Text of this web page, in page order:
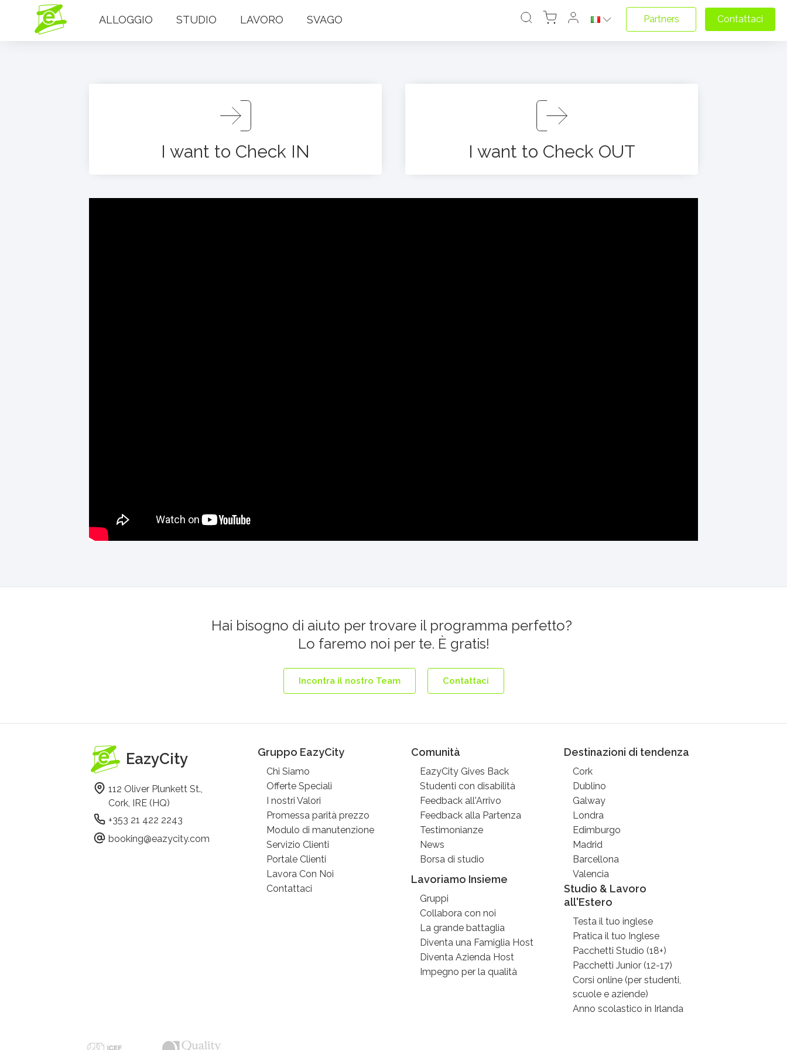
ALLOGGIO STUDIO LAVORO SVAGO Partners Contattaci
I want to Check IN I want to Check OUT
Hai bisogno di aiuto per trovare il programma perfetto?
Lo faremo noi per te. È gratis!
Incontra il nostro Team Contattaci
EazyCity
112 Oliver Plunkett St.,
Cork, IRE (HQ)
+353 21 422 2243
booking@eazycity.com
Gruppo EazyCity
Chi Siamo
Offerte Speciali
I nostri Valori
Promessa parità prezzo
Modulo di manutenzione
Servizio Clienti
Portale Clienti
Lavora Con Noi
Contattaci
Comunità
EazyCity Gives Back
Studenti con disabilità
Feedback all'Arrivo
Feedback alla Partenza
Testimonianze
News
Borsa di studio
Lavoriamo Insieme
Gruppi
Collabora con noi
La grande battaglia
Diventa una Famiglia Host
Diventa Azienda Host
Impegno per la qualità
Destinazioni di tendenza
Cork
Dublino
Galway
Londra
Edimburgo
Madrid
Barcellona
Valencia
Studio & Lavoro
all'Estero
Testa il tuo inglese
Pratica il tuo Inglese
Pacchetti Studio (18+)
Pacchetti Junior (12-17)
Corsi online (per studenti,
scuole e aziende)
Anno scolastico in Irlanda